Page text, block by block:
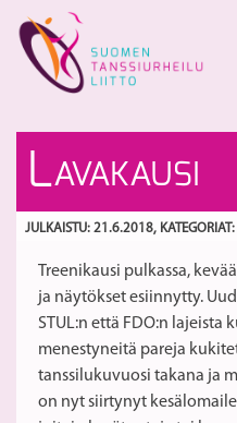
content
LAVAKAUSI
JULKAISTU: 21.6.2018, KATEGORIAT:
Treenikausi pulkassa,
ja näytökset esiinnytty.
STUL:n että FDO:n lajeista
menestyneitä pareja
tanssilukuvuosi takana ja
on nyt siirtynyt